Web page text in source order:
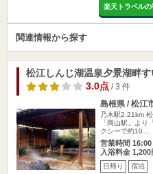
楽天トラベル
関連情報から探す
松江しんじ湖温泉夕景湖畔す
3.0点/ 3 件
島根県 / 松江
乃木駅2.21km
「岡山駅」より
クシーで約10…
営業時間
入浴料金 1,200
日帰り 宿泊